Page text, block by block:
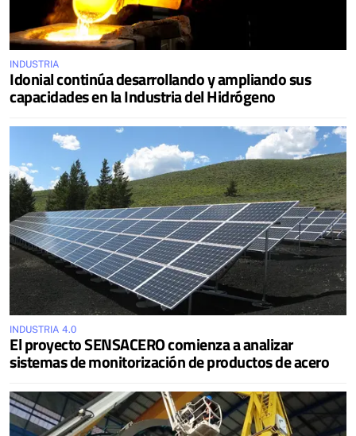
INDUSTRIA
Idonial continúa desarrollando y ampliando sus
capacidades en la Industria del Hidrógeno
INDUSTRIA 4.0
El proyecto SENSACERO comienza a analizar
sistemas de monitorización de productos de acero